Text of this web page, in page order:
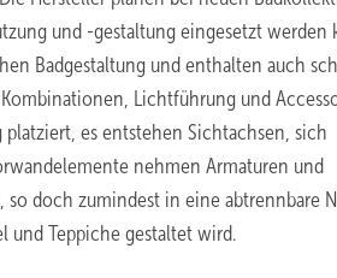
und -gestaltung eingesetzt werden
Badgestaltung und enthalten auch
Lichtführung und
es entstehen Sichtachsen, sich
nehmen Armaturen und
so doch zumindest in eine abtrennbare
und Teppiche gestaltet wird.